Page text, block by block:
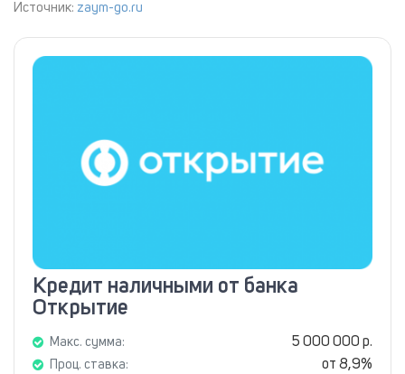
Источник: zaym-go.ru
Кредит наличными от банка
Открытие
Макс. сумма: 5 000 000 р.
Проц. ставка: от 8,9%